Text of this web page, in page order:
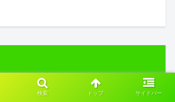
検索 トップ サイドバー